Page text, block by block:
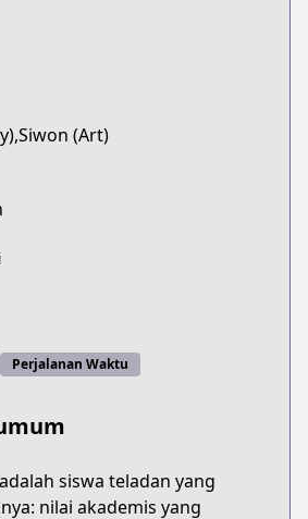
(Art)
Perjalanan Waktu
siswa teladan yang
nilai akademis yang